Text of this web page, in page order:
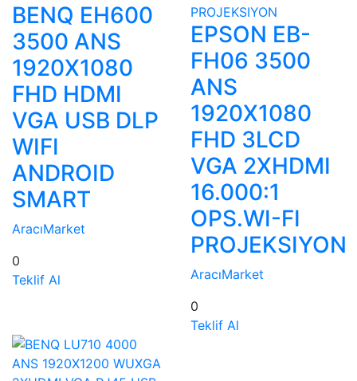
BENQ EH600
3500 ANS
1920X1080
FHD HDMI
VGA USB DLP
WIFI
ANDROID
SMART
AracıMarket
0
Teklif Al
EPSON EB-
FH06 3500
ANS
1920X1080
FHD 3LCD
VGA 2XHDMI
16.000:1
OPS.WI-FI
PROJEKSIYON
AracıMarket
0
Teklif Al